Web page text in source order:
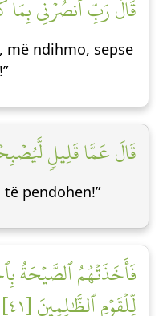
قَالَ رَبِّ ٱنصُرۡنِي بِمَا
më ndihmo, sepse
قَالَ عَمَّا قَلِيلٖ
pendohen!”
فَأَخَذَتۡهُمُ ٱلصَّيۡحَةُ
لِّلۡقَوۡمِ ٱلظَّٰلِمِينَ [٤١]